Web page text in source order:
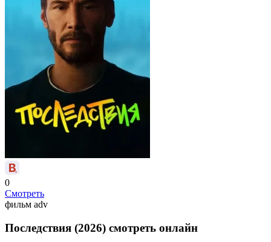
0
Смотреть
фильм adv
Последствия (2026) смотреть онлайн